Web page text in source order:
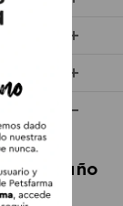
Tamaño